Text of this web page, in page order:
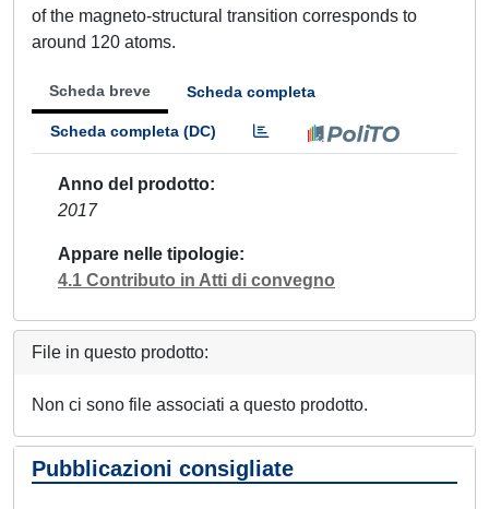
of the magneto-structural transition corresponds to
around 120 atoms.
Scheda breve Scheda completa
Scheda completa (DC)
Anno del prodotto
2017
Appare nelle tipologie
4.1 Contributo in Atti di convegno
File in questo prodotto:
Non ci sono file associati a questo prodotto.
Pubblicazioni consigliate